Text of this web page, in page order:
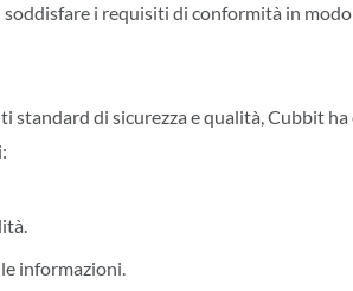
i requisiti di conformità in modo
standard di sicurezza e qualità, Cubbit
informazioni.